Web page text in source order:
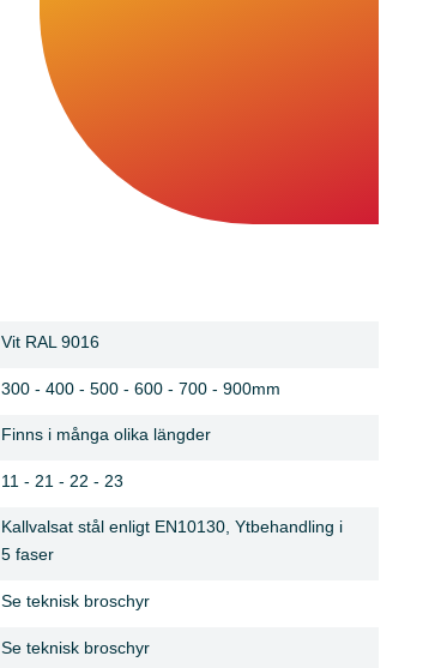
Vit RAL 9016
300 - 400 - 500 - 600 - 700 - 900mm
Finns i många olika längder
11 - 21 - 22 - 23
Kallvalsat stål enligt EN10130, Ytbehandling i
5 faser
Se teknisk broschyr
Se teknisk broschyr